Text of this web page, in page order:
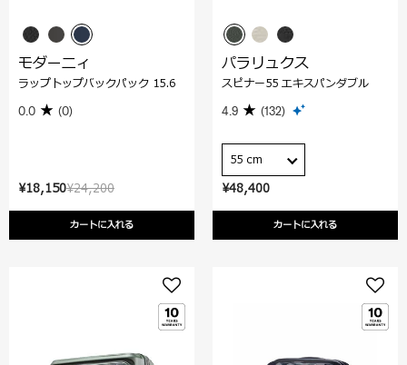
¥24,200
¥18,150
カートに入れる
モダーニィ
ラップトップバックパック 15.6
0.0 (0)
¥48,400
カートに入れる
パラリュクス
スピナー55 エキスパンダブル
4.9 (132)
55 cm